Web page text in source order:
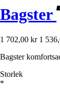
Bagster
1 702,00 kr 1
Bagster
Storlek
*